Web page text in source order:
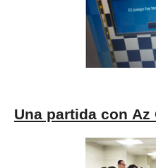
Una partida con Az